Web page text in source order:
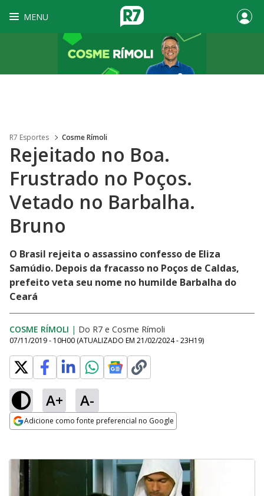
MENU
R7 Esportes Cosme Rímoli
Rejeitado no Boa.
Frustrado no Poços.
Vetado no Barbalha.
Bruno
O Brasil rejeita o assassino confesso de Eliza
Samúdio. Depois da fracasso no Poços de Caldas,
prefeito veta seu nome no humilde Barbalha do
Ceará
COSME RÍMOLI | Do R7 e Cosme Rímoli
07/11/2019 - 10H00 (ATUALIZADO EM 21/02/2024 - 23H19)
A+ A-
Adicione como fonte preferencial no Google